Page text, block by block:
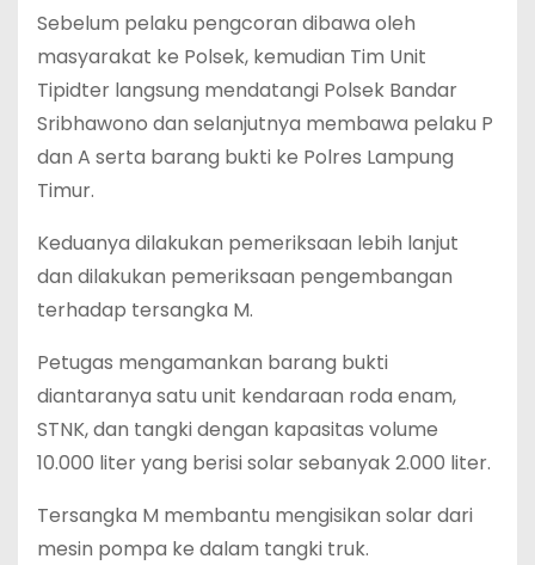
Sebelum pelaku pengcoran dibawa oleh
masyarakat ke Polsek, kemudian Tim Unit
Tipidter langsung mendatangi Polsek Bandar
Sribhawono dan selanjutnya membawa pelaku P
dan A serta barang bukti ke Polres Lampung
Timur.
Keduanya dilakukan pemeriksaan lebih lanjut
dan dilakukan pemeriksaan pengembangan
terhadap tersangka M.
Petugas mengamankan barang bukti
diantaranya satu unit kendaraan roda enam,
STNK, dan tangki dengan kapasitas volume
10.000 liter yang berisi solar sebanyak 2.000 liter.
Tersangka M membantu mengisikan solar dari
mesin pompa ke dalam tangki truk.